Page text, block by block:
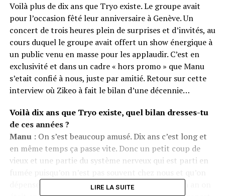
Voilà plus de dix ans que Tryo existe. Le groupe avait
pour l’occasion fêté leur anniversaire à Genève. Un
concert de trois heures plein de surprises et d’invités, au
cours duquel le groupe avait offert un show énergique à
un public venu en masse pour les applaudir. C’est en
exclusivité et dans un cadre « hors promo » que Manu
s’etait confié à nous, juste par amitié. Retour sur cette
interview où Zikeo à fait le bilan d’une décennie…
Voilà dix ans que Tryo existe, quel bilan dresses-tu
de ces années ?
Manu: On s’est beaucoup amusé. Dix ans c’est long et
en même temps ça passe vite. Donc un petit coup de
vieux et une partie du système nerveux qui est parti en
dépense beaucoup d’énergie sur scène. Depuis un an on
LIRE LA SUITE